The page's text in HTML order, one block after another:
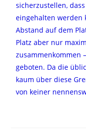
sicherzustellen,
eingehalten
Abstand auf dem
Platz aber nur
zusammenkommen
geboten. Da die
kaum über diese
von keiner